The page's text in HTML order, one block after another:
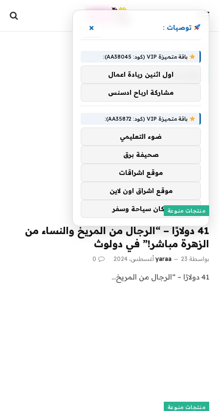
والنساء
منتجات منوعة
41 دولارًا – “الرجال من المريخ والنساء من
الزهرة مباشر!” في دولوث
بواسطة yaraa 23 أغسطس، 2024 0
41 دولارًا – “الرجال من المريخ…
منتجات منوعة
توصيات : ×
باقة متميزة VIP (كود: AA38045):
اول اثنين ريادة اعمال
مشاركة ارباح ادسنس
باقة متميزة VIP (كود: AA35872):
ضوء التعليمي
صحيفة برق
موقع اشراقات
موقع اشراق اون لاين
اركان سياحة وسفر